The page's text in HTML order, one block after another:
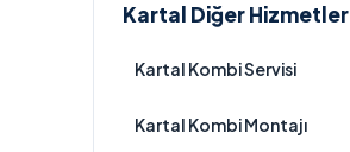
Kartal Diğer Hizmetler
Kartal Kombi Servisi
Kartal Kombi Montajı